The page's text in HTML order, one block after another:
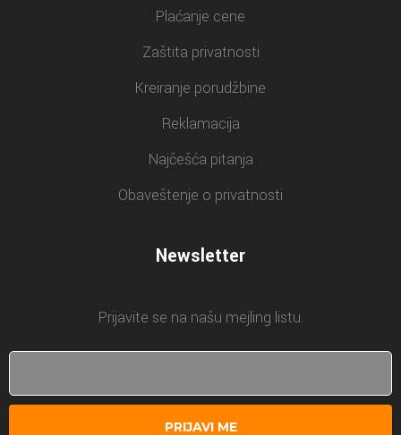
Plaćanje cene
Zaštita privatnosti
Kreiranje porudžbine
Reklamacija
Najčešća pitanja
Obaveštenje o privatnosti
Newsletter
Prijavite se na našu mejling listu.
PRIJAVI ME